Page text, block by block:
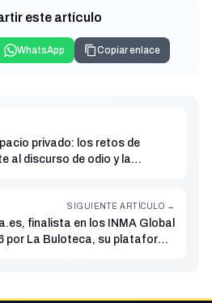
este artículo
WhatsApp Copiar enlace
privado: los retos de
al discurso de odio y la
SIGUIENTE ARTÍCULO →
finalista en los INMA Global
por La Buloteca, su plataforma